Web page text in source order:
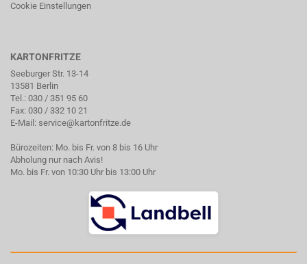
Cookie Einstellungen
KARTONFRITZE
Seeburger Str. 13-14
13581 Berlin
Tel.: 030 / 351 95 60
Fax: 030 / 332 10 21
E-Mail: service@kartonfritze.de
Bürozeiten: Mo. bis Fr. von 8 bis 16 Uhr
Abholung nur nach Avis!
Mo. bis Fr. von 10:30 Uhr bis 13:00 Uhr